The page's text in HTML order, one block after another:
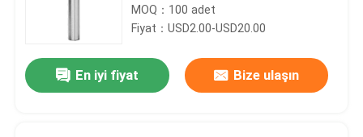
MOQ：100 adet
Fiyat：USD2.00-USD20.00
En iyi fiyat Bize ulaşın